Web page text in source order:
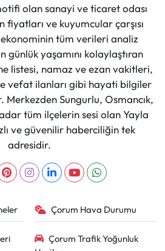
olan sanayi ve ticaret odası
fiyatları ve kuyumcular çarşısı
tüm verileri analiz
günlük yaşamını kolaylaştıran
listesi, namaz ve ezan vakitleri,
vefat ilanları gibi hayati bilgiler
Merkezden Sungurlu, Osmancık,
tüm ilçelerin sesi olan Yayla
ve güvenilir haberciliğin tek
adresidir.
Çorum Hava Durumu
Çorum Trafik Yoğunluk